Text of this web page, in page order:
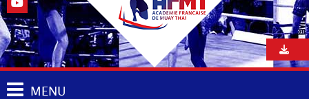
MENU